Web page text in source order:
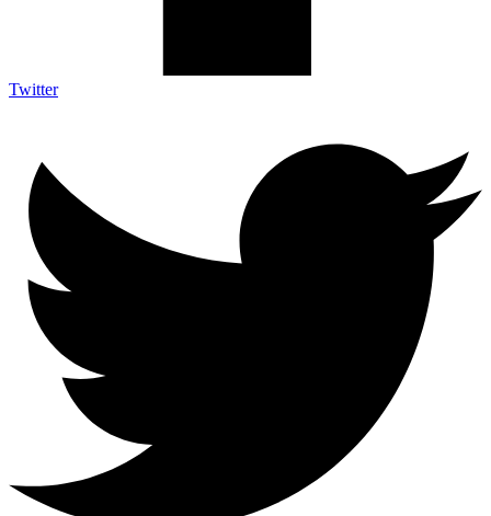
Twitter